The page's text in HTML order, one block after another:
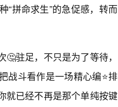
“拼命求生”的急促感，转而
驻足，不只是为了等待，
战斗看作是一场精心编⭐排
就已经不再是那个单纯按键